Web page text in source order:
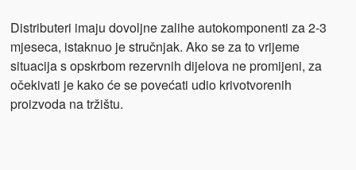
Distributeri imaju dovoljne zalihe autokomponenti za 2-3
mjeseca, istaknuo je stručnjak. Ako se za to vrijeme
situacija s opskrbom rezervnih dijelova ne promijeni, za
očekivati je kako će se povećati udio krivotvorenih
proizvoda na tržištu.